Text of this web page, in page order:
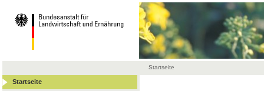
Startseite
Startseite